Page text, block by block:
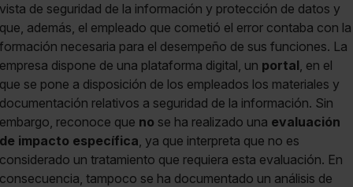
vista de seguridad de la información y protección de datos y
que, además, el empleado que cometió el error contaba con la
formación necesaria para el desempeño de sus funciones. La
empresa dispone de una plataforma digital, un portal, en el
que se pone a disposición de los empleados los materiales y
documentación relativos a seguridad de la información. Sin
embargo, reconoce que no se ha realizado una evaluación
de impacto específica, ya que interpreta que no es
considerado un tratamiento que requiera esta evaluación. En
consecuencia, tampoco se ha documentado un análisis de